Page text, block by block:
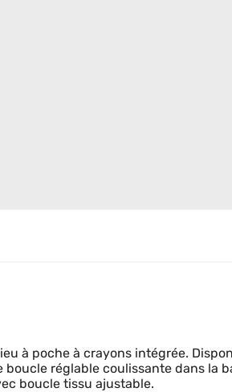
à poche à crayons intégrée.
réglable coulissante dans la
boucle tissu ajustable.